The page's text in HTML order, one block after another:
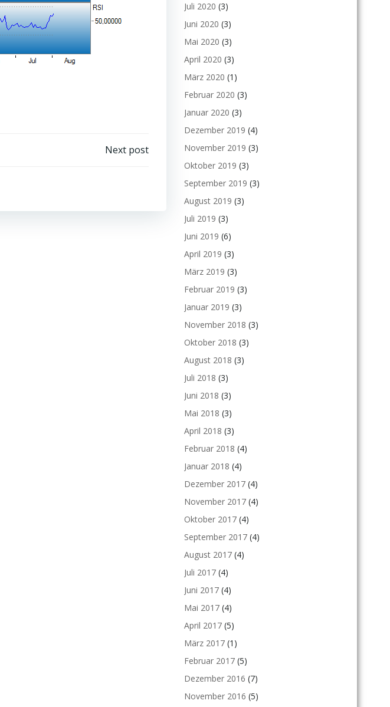
Next post
Juli 2020 (3)
Juni 2020 (3)
Mai 2020 (3)
April 2020 (3)
März 2020 (1)
Februar 2020 (3)
Januar 2020 (3)
Dezember 2019 (4)
November 2019 (3)
Oktober 2019 (3)
September 2019 (3)
August 2019 (3)
Juli 2019 (3)
Juni 2019 (6)
April 2019 (3)
März 2019 (3)
Februar 2019 (3)
Januar 2019 (3)
November 2018 (3)
Oktober 2018 (3)
August 2018 (3)
Juli 2018 (3)
Juni 2018 (3)
Mai 2018 (3)
April 2018 (3)
Februar 2018 (4)
Januar 2018 (4)
Dezember 2017 (4)
November 2017 (4)
Oktober 2017 (4)
September 2017 (4)
August 2017 (4)
Juli 2017 (4)
Juni 2017 (4)
Mai 2017 (4)
April 2017 (5)
März 2017 (1)
Februar 2017 (5)
Dezember 2016 (7)
November 2016 (5)